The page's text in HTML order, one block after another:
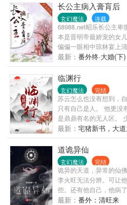
长公主病入膏肓后
玄幻魔法 连载
68988.net昭乐长公主
本是晋明帝最娇宠的女
偏偏一眼相中琼林宴上
马。 为他生生折了
不要的生下孩子 然而
矜淡，嘴里从无温存
是记得的 直到太医诊
日无多。 98598.net 驸
没有？”拂袖而去。 那
七年忒么是活到狗
公主，红妆驰马品美酒
香？ 玩够了，
最新： 番外终·大婚(下)
临渊行
玄幻魔法 完结
苏云怎么也没有想到，
只有自己是人。 他更没
是鼎鼎有名的无人区。
界崩塌了，妖魔鬼怪横
渊行。 黑夜中临深渊而
冰！ 书友群群号，
最新： 宅猪新书，大
道诡异仙
玄幻魔法 完结
诡异的天道，异常的仙
李火旺无法分辨。可让
些。还有他自己，他病了
最新： 番外：清旺来